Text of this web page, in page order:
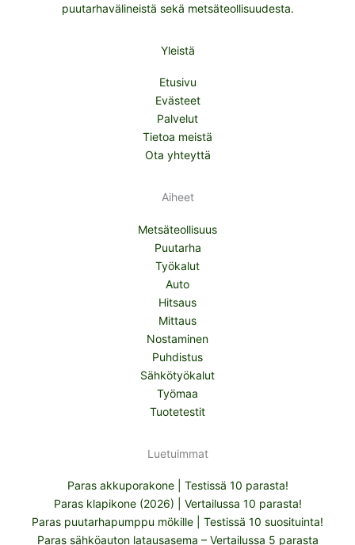
puutarhavälineistä sekä metsäteollisuudesta.
Yleistä
Etusivu
Evästeet
Palvelut
Tietoa meistä
Ota yhteyttä
Aiheet
Metsäteollisuus
Puutarha
Työkalut
Auto
Hitsaus
Mittaus
Nostaminen
Puhdistus
Sähkötyökalut
Työmaa
Tuotetestit
Luetuimmat
Paras akkuporakone | Testissä 10 parasta!
Paras klapikone (2026) | Vertailussa 10 parasta!
Paras puutarhapumppu mökille | Testissä 10 suosituinta!
Paras sähköauton latausasema – Vertailussa 5 parasta